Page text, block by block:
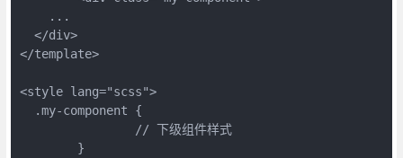
    ...
  </div>
</template>
<style lang="scss">
  .my-component {